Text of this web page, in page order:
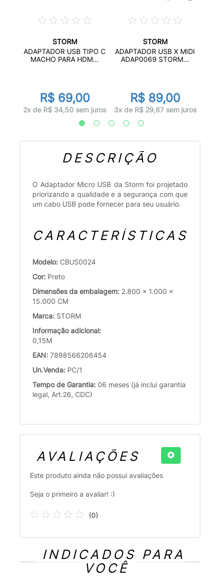
STORM
ADAPTADOR USB TIPO C
MACHO PARA HDM...
R$ 69,00
2x de R$ 34,50 sem juros
STORM
ADAPTADOR USB X MIDI
ADAP0069 STORM...
R$ 89,00
3x de R$ 29,67 sem juros
DESCRIÇÃO
O Adaptador Micro USB da Storm foi projetado
priorizando a qualidade e a segurança com que
um cabo USB pode fornecer para seu usuário.
CARACTERÍSTICAS
Modelo: CBUS0024
Cor: Preto
Dimensões da embalagem: 2.800 x 1.000 x
15.000 CM
Marca: STORM
Informação adicional:
0,15M
EAN: 7898566206454
Un.Venda: PC/1
Tempo de Garantia: 06 meses (já inclui garantia
legal, Art.26, CDC)
AVALIAÇÕES
Este produto ainda não possui avaliações
Seja o primeiro a avaliar! :)
(0)
INDICADOS PARA
VOCÊ